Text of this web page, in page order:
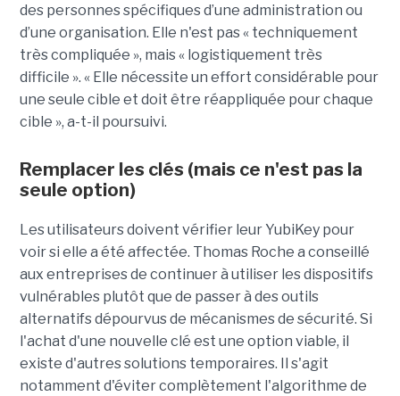
des personnes spécifiques d’une administration ou
d’une organisation. Elle n'est pas « techniquement
très compliquée », mais « logistiquement très
difficile ». « Elle nécessite un effort considérable pour
une seule cible et doit être réappliquée pour chaque
cible », a-t-il poursuivi.
Remplacer les clés (mais ce n'est pas la
seule option)
Les utilisateurs doivent vérifier leur YubiKey pour
voir si elle a été affectée. Thomas Roche a conseillé
aux entreprises de continuer à utiliser les dispositifs
vulnérables plutôt que de passer à des outils
alternatifs dépourvus de mécanismes de sécurité. Si
l'achat d'une nouvelle clé est une option viable, il
existe d'autres solutions temporaires. Il s'agit
notamment d'éviter complètement l'algorithme de